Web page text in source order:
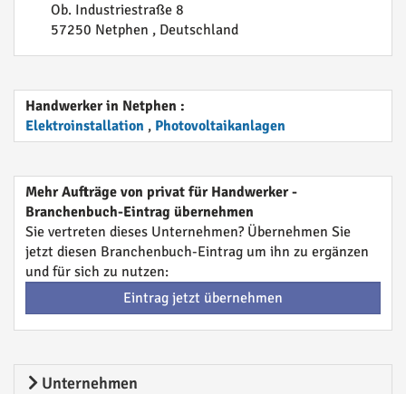
Ob. Industriestraße 8
57250 Netphen , Deutschland
Handwerker in Netphen :
Elektroinstallation , Photovoltaikanlagen
Mehr Aufträge von privat für Handwerker -
Branchenbuch-Eintrag übernehmen
Sie vertreten dieses Unternehmen? Übernehmen Sie
jetzt diesen Branchenbuch-Eintrag um ihn zu ergänzen
und für sich zu nutzen:
Eintrag jetzt übernehmen
Unternehmen